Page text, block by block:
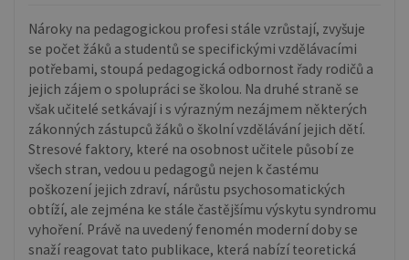
Nároky na pedagogickou profesi stále vzrůstají, zvyšuje
se počet žáků a studentů se specifickými vzdělávacími
potřebami, stoupá pedagogická odbornost řady rodičů a
jejich zájem o spolupráci se školou. Na druhé straně se
však učitelé setkávají i s výrazným nezájmem některých
zákonných zástupců žáků o školní vzdělávání jejich dětí.
Stresové faktory, které na osobnost učitele působí ze
všech stran, vedou u pedagogů nejen k častému
poškození jejich zdraví, nárůstu psychosomatických
obtíží, ale zejména ke stále častějšímu výskytu syndromu
vyhoření. Právě na uvedený fenomén moderní doby se
snaží reagovat tato publikace, která nabízí teoretická